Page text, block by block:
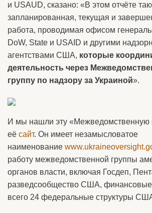
и USAUD, сказано: «В этом отчёте
запланированная, текущая и
работа, проводимая офисом
DoW, State и USAID и другими
агентствами США, которые
деятельность через
группу по надзору за Украиной».
И мы нашли эту «Межведомственную
её сайт. Он имеет незамысловатое
наименование
работу межведомственной группы
органов власти, включая Госдеп,
разведсообщество США, финансовые
всего 24 федеральные структуры